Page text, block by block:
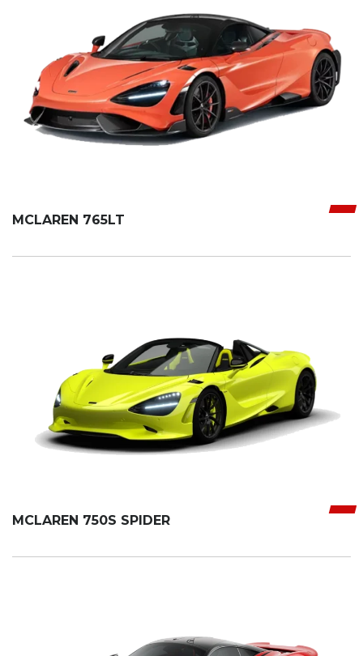
MCLAREN 765LT
MCLAREN 750S SPIDER